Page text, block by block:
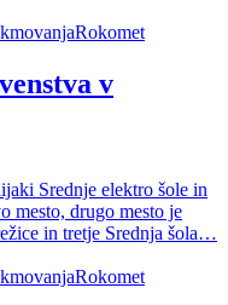
Rokomet
v
Srednje elektro šole in
mesto, drugo mesto je
in tretje Srednja šola…
Rokomet